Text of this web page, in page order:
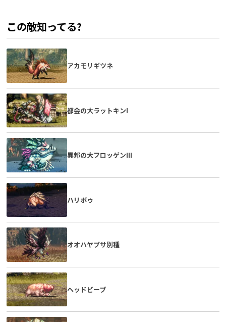
この敵知ってる?
アカモリギツネ
都会の大ラットキンI
異邦の大フロッゲンIII
ハリボゥ
オオハヤブサ別種
ヘッドビープ